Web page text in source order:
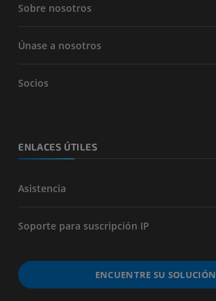
Sobre nosotros
Únase a nosotros
Socios
ENLACES ÚTILES
Asistencia
Soporte para suscripción IP
ENCUENTRE SU SOLUCIÓN